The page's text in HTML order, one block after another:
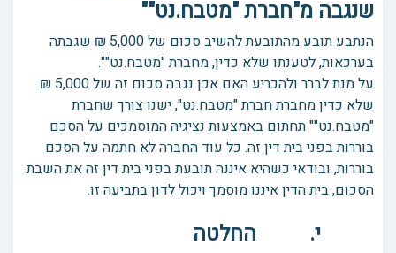
שנגבה מ"חברת "מטבח.נט""
הנתבע תובע מהתובעת להשיב סכום של 5,000 ₪ שגבתה
בערכאות, לטענתו שלא כדין, מחברת "מטבח.נט"".
על מנת לברר ולהכריע האם אכן נגבה סכום זה של 5,000 ₪
שלא כדין מחברת חברת "מטבח.נט", ישנו צורך שחברת
"מטבח.נט"" תחתום באמצעות נציגיה המוסמכים על הסכם
בוררות בפני בית דין זה. כל עוד החברה לא חתמה על הסכם
בוררות, ובודאי כשהיא איננה תובעת בפני בית דין זה את השבת
הסכום, בית הדין איננו מוסמך ויכול לדון בתביעה זו.
י. החלטה